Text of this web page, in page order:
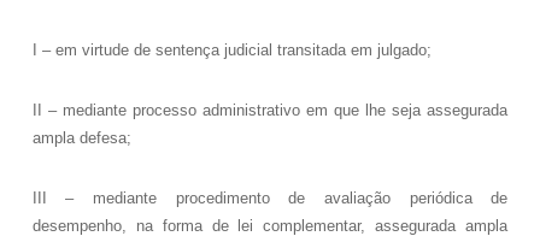
I – em virtude de sentença judicial transitada em julgado;
II – mediante processo administrativo em que lhe seja assegurada
ampla defesa;
III – mediante procedimento de avaliação periódica de
desempenho, na forma de lei complementar, assegurada ampla